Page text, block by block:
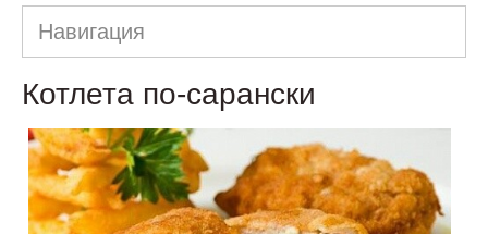
Навигация
Котлета по-сарански